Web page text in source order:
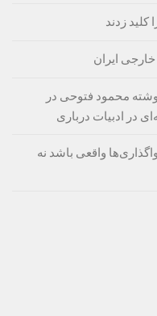
زدند
ایران
محمود فتوحی در
در ادبیات درباری
واقعی باشد نه